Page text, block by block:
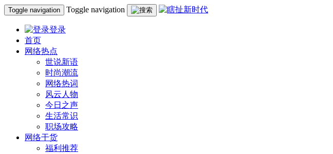
Toggle navigation Toggle navigation
登录
首页
网络热点
世说新语
时尚潮流
网络热词
风云人物
今日之声
生活常识
职场攻略
网络干货
福利推荐